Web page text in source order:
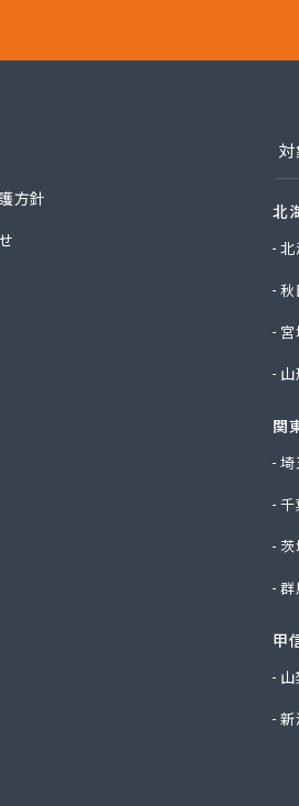
社JAエルサポート 那須烏山営業所
社JOMOプロ関東 宇都宮支店
社MIKANE
社TOKAI 小山支店
方針
北
北
秋
関
埼
千
群
甲
新